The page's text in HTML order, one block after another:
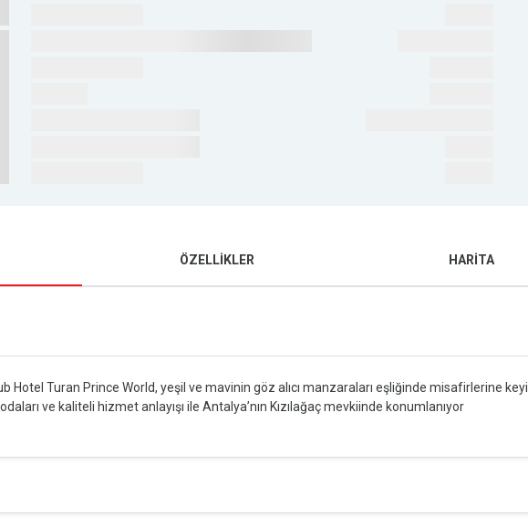
ÖZELLİKLER HARİTA
Hotel Turan Prince World, yeşil ve mavinin göz alıcı manzaraları eşliğinde misafirlerine keyifli
ve kaliteli hizmet anlayışı ile Antalya’nın Kızılağaç mevkiinde konumlanıyor